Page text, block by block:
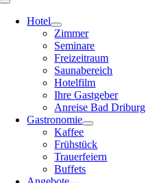
Toggle
Navigation
Hotel
Zimmer
Seminare
Freizeitraum
Saunabereich
Hotelfilm
Ihre Gastgeber
Anreise Bad Driburg
Gastronomie
Kaffee
Frühstück
Trauerfeiern
Buffets